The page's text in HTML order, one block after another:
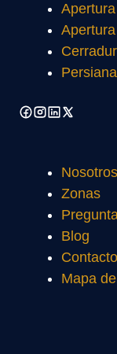
Nosotros
Zonas
Blog
Contacto
Mapa